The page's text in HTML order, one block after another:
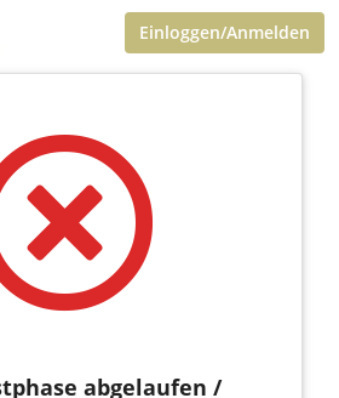
Einloggen/Anmelden
abgelaufen /